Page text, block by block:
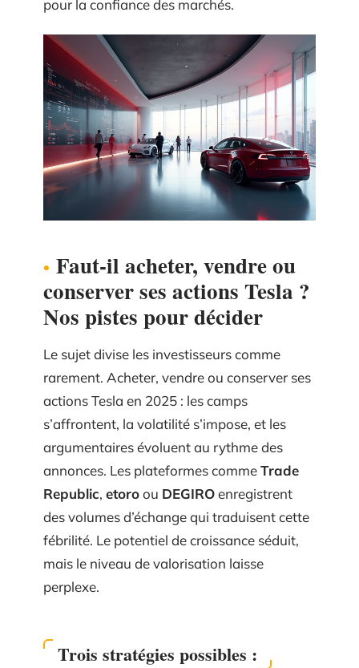
pour la confiance des marchés.
Faut-il acheter, vendre ou
conserver ses actions Tesla ?
Nos pistes pour décider
Le sujet divise les investisseurs comme
rarement. Acheter, vendre ou conserver ses
actions Tesla en 2025 : les camps
s’affrontent, la volatilité s’impose, et les
argumentaires évoluent au rythme des
annonces. Les plateformes commeTrade
Republic, etoroou DEGIROenregistrent
des volumes d’échange qui traduisent cette
fébrilité. Le potentiel de croissance séduit,
mais le niveau de valorisation laisse
perplexe.
Trois stratégies possibles :